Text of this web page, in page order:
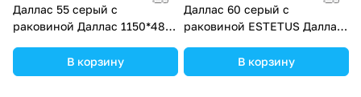
Даллас 55 серый с
раковиной Даллас 1150*480
В корзину
Даллас 60 серый с
раковиной ESTETUS Даллас
В корзину